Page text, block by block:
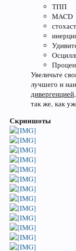
ТПП
MACD
Увеличьте
лучшего и
дивергенцией,
так же, как
Скриншоты